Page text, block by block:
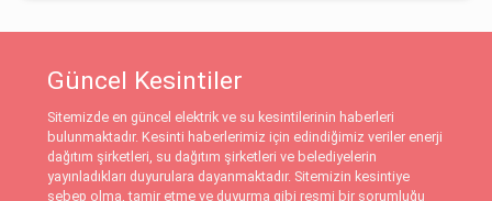
Güncel Kesintiler
Sitemizde en güncel elektrik ve su kesintilerinin haberleri
bulunmaktadır. Kesinti haberlerimiz için edindiğimiz veriler enerji
dağıtım şirketleri, su dağıtım şirketleri ve belediyelerin
yayınladıkları duyurulara dayanmaktadır. Sitemizin kesintiye
sebep olma, tamir etme ve duyurma gibi resmi bir sorumluğu